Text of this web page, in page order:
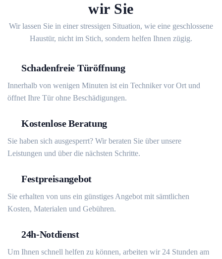
wir Sie
Wir lassen Sie in einer stressigen Situation, wie eine geschlossene
Haustür, nicht im Stich, sondern helfen Ihnen zügig.
Schadenfreie Türöffnung
Innerhalb von wenigen Minuten ist ein Techniker vor Ort und
öffnet Ihre Tür ohne Beschädigungen.
Kostenlose Beratung
Sie haben sich ausgesperrt? Wir beraten Sie über unsere
Leistungen und über die nächsten Schritte.
Festpreisangebot
Sie erhalten von uns ein günstiges Angebot mit sämtlichen
Kosten, Materialen und Gebühren.
24h-Notdienst
Um Ihnen schnell helfen zu können, arbeiten wir 24 Stunden am